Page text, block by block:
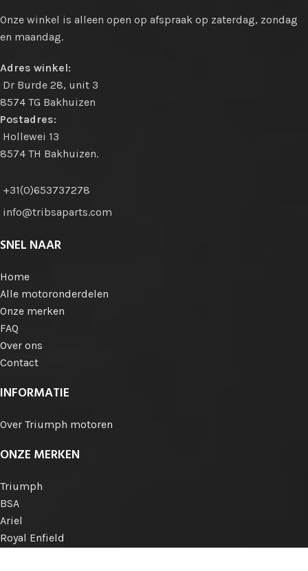
Onze winkel is alleen open op afspraak op zaterdag, zondag
en maandag.
Adres winkel:
Dr Burde 28, unit 3
8574 TG Bakhuizen
Postadres:
Hollewei 13
8574 TH Bakhuizen.
+31(0)653737278
info@tribsaparts.com
SNEL NAAR
Home
Alle motoronderdelen
Onze merken
FAQ
Over ons
Contact
INFORMATIE
Over Triumph motoren
ONZE MERKEN
Triumph
BSA
Ariel
Royal Enfield